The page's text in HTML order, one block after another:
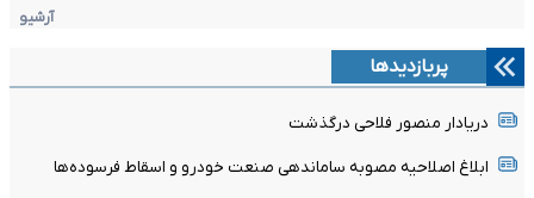
آرشیو
پربازدیدها
دریادار منصور فلاحی درگذشت
ابلاغ اصلاحیه مصوبه ساماندهی صنعت خودرو و اسقاط فرسوده‌ها